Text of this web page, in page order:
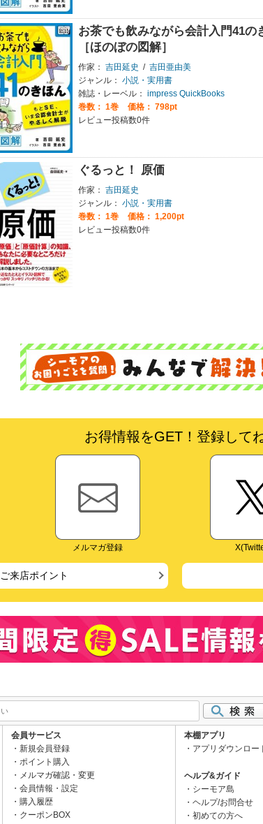
お茶でも飲みながら会計入門41
［ほのぼの図解］
作家： 吉田延史 / 吉田亜由美
ジャンル： 小説・実用書
雑誌・レーベル： impress QuickBooks
巻数： 1巻
価格： 798pt
レビュー投稿数0件
ぐるっと！ 原価
作家： 吉田延史
ジャンル： 小説・実用書
巻数： 1巻
価格： 1,200pt
レビュー投稿数0件
お得情報をGET！登録して
メルマガ登録
ご来店ポイント
会員サービス
新規会員登録
ポイント購入
メルマガ確認・変更
会員情報・設定
購入履歴
クーポンBOX
本棚アプリ
アプリダウンロー
ヘルプ&ガイド
シーモア島
ヘルプ/お問合せ
初めての方へ